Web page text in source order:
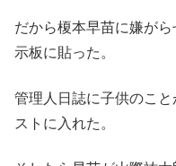
だから榎本早苗に嫌が
示板に貼った。
管理人日誌に子供のこ
ストに入れた。